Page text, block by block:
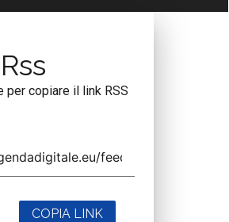
per copiare il link RSS
COPIA LINK